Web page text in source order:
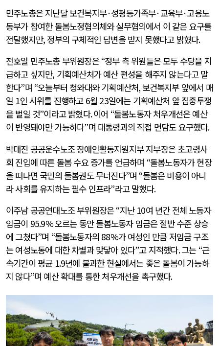
민주노총은 지난달 보건복지부·성평등가족부·교육부·고용노
동부가 참여한 돌봄노정협의체와 실무협의에서 이 같은 요구를
전달했지만, 정부의 구체적인 답변을 받지 못했다고 밝혔다.
전호일 민주노총 부위원장은“정부 측 위원들은 모두 수당을 지
급하고 싶지만, 기획예산처가 예산 편성을 해주지 않는다고 말
한다”며 “오늘부터 청와대와 기획예산처, 보건복지부 앞에서 매
일 1인 시위를 진행하고 6월 23일에는 기획예산처 앞 집중투쟁
을 벌일 것”이라고 밝혔다.이어 “돌봄노동자 처우개선은 예산
이 반영돼야만 가능하다”며 대통령과의 직접 면담도 요구했다.
박대진 공공운수노조 장애인활동지원지부 지부장은 초고령사
회 진입에 따른 돌봄 수요 증가를 언급하며 “돌봄노동자가 현장
을 떠나면 국민의 돌봄권도 무너진다”며 “돌봄은 비용이 아니
라 사회를 유지하는 필수 인프라”라고 말했다.
이주남 공공연대노조 부위원장은“지난 10여 년간 전체 노동자
임금이 95.9%오르는 동안 돌봄노동자 임금은 절반 수준 상승
에 그쳤다”며 “돌봄노동자의 88%가 여성인 만큼 저임금 구조
는 여성노동에 대한 차별과 맞닿아 있다”고 지적했다.그는 “근
속기간이 평균 1.9년에 불과한 현실에서는 좋은 돌봄이 가능하
지 않다”며 예산 확대를 통한 처우개선을 촉구했다.